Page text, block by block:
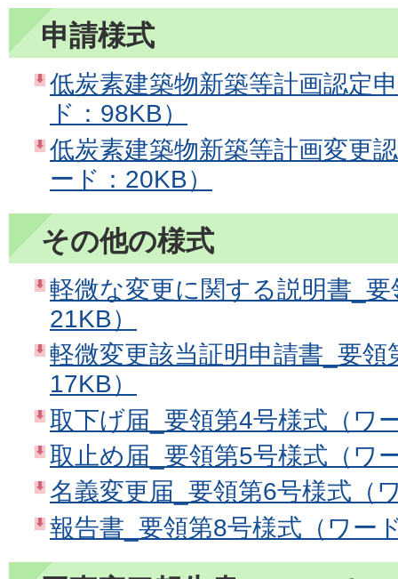
申請様式
低炭素建築物新築等計画認定
ド：98KB）
低炭素建築物新築等計画変更
ード：20KB）
その他の様式
軽微な変更に関する説明書_
21KB）
軽微変更該当証明申請書_要
17KB）
取下げ届_要領第4号様式（ワ
取止め届_要領第5号様式（ワ
名義変更届_要領第6号様式（
報告書_要領第8号様式（ワー